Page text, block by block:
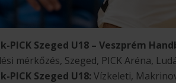
PICK Szeged U18 – Veszprém
mérkőzés, Szeged, PICK Aréna,
PICK Szeged U18: Vízkeleti,